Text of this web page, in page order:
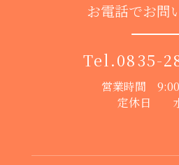
お電話でお問
Tel.0835-
営業時間
定休日